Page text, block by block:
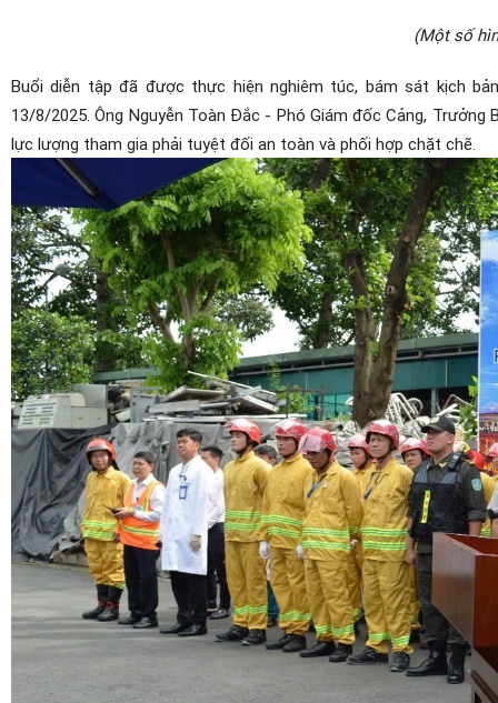
(Một số
Buổi diễn tập đã được thực hiện nghiêm túc, bám sát kịch
13/8/2025. Ông Nguyễn Toàn Đắc - Phó Giám đốc Cảng,
lực lượng tham gia phải tuyệt đối an toàn và phối hợp chặt chẽ.